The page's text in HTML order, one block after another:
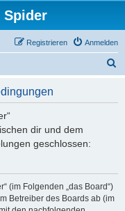
Spider
Anmelden
Registrieren
dir und dem
geschlossen:
(im Folgenden „das Board“)
Betreiber des Boards ab (im